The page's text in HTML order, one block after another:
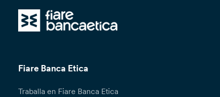
Fiare Banca Etica
Traballa en Fiare Banca Etica